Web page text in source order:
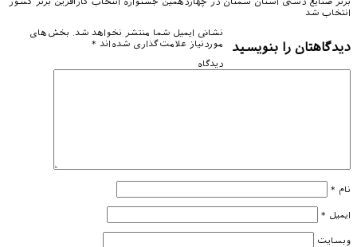
انتخاب شد
دیدگاهتان را بنویسید
نشانی ایمیل شما منتشر نخواهد شد.
بخش‌های
موردنیاز علامت‌گذاری شده‌اند *
دیدگاه
نام *
ایمیل *
وبسایت